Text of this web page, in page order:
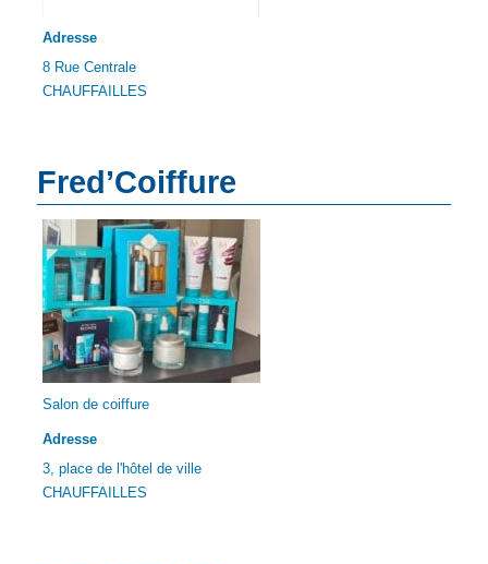
Adresse
8 Rue Centrale
CHAUFFAILLES
Fred’Coiffure
Salon de coiffure
Adresse
3, place de l'hôtel de ville
CHAUFFAILLES